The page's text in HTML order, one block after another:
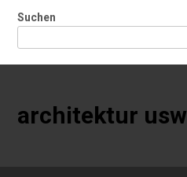
Suchen
architektur usw